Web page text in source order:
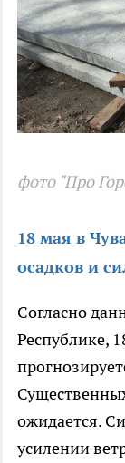
фото "Про
18 мая в
осадков и
Согласно
Республике,
ожидается.
усилении